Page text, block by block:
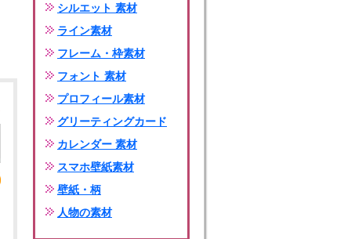
シルエット 素材
ライン素材
フレーム・枠素材
フォント 素材
プロフィール素材
グリーティングカード
カレンダー 素材
スマホ壁紙素材
壁紙・柄
人物の素材